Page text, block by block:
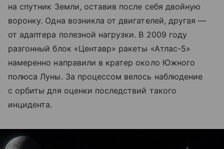
на спутник Земли, оставив после себя двойную
воронку. Одна возникла от двигателей, другая —
от адаптера полезной нагрузки. В 2009 году
разгонный блок «Центавр» ракеты «Атлас-5»
намеренно направили в кратер около Южного
полюса Луны. За процессом велось наблюдение
с орбиты для оценки последствий такого
инцидента.